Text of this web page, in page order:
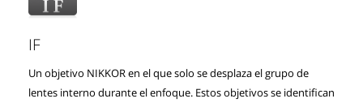
IF
Un objetivo NIKKOR en el que solo se desplaza el grupo de
lentes interno durante el enfoque. Estos objetivos se identifican